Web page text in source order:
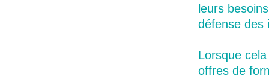
leurs
défense des
Lorsque
offres de